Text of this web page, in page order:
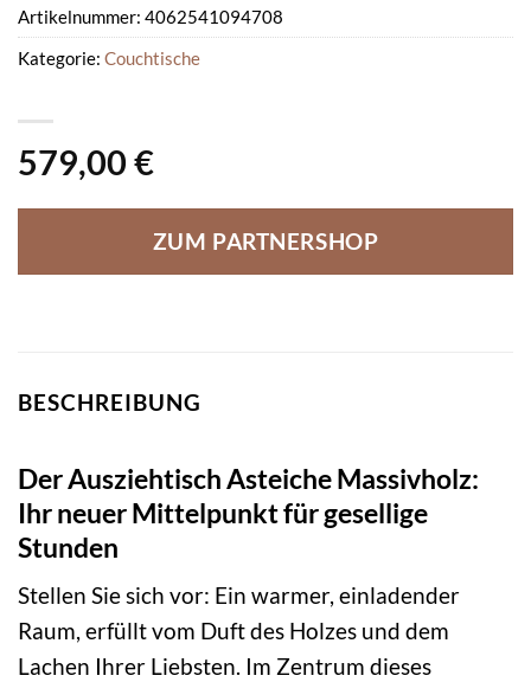
579,00 €
ZUM PARTNERSHOP
Artikelnummer: 4062541094708
Kategorie: Couchtische
BESCHREIBUNG
Der Ausziehtisch Asteiche Massivholz:
Ihr neuer Mittelpunkt für gesellige
Stunden
Stellen Sie sich vor: Ein warmer, einladender
Raum, erfüllt vom Duft des Holzes und dem
Lachen Ihrer Liebsten. Im Zentrum dieses